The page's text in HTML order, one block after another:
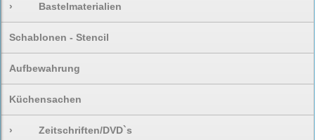
› Bastelmaterialien
Schablonen - Stencil
Aufbewahrung
Küchensachen
› Zeitschriften/DVD`s